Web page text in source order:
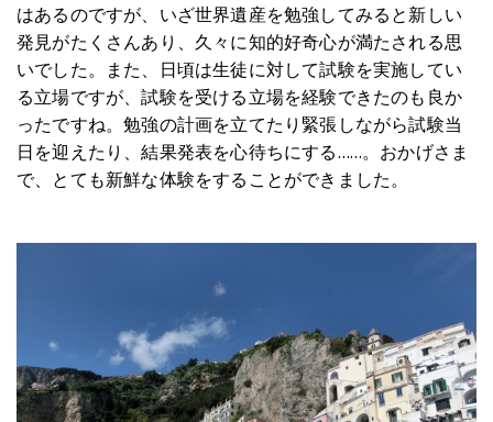
はあるのですが、いざ世界遺産を勉強してみると新しい
発見がたくさんあり、久々に知的好奇心が満たされる思
いでした。また、日頃は生徒に対して試験を実施してい
る立場ですが、試験を受ける立場を経験できたのも良か
ったですね。勉強の計画を立てたり緊張しながら試験当
日を迎えたり、結果発表を心待ちにする……。おかげさま
で、とても新鮮な体験をすることができました。